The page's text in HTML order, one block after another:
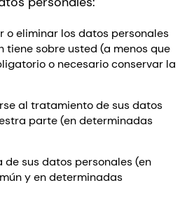
o eliminar los datos personales
tiene sobre usted (a menos que
o necesario conservar la
al tratamiento de sus datos
parte (en determinadas
sus datos personales (en
y en determinadas